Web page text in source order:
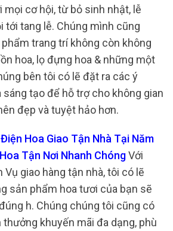
mọi cơ hội, từ bỏ sinh nhật, lễ
tới tang lễ. Chúng mình cũng
trang trí không còn không
hoa, lọ đựng hoa & những một
bên tôi có lẽ đặt ra các ý
tạo để hỗ trợ cho không gian
đẹp và tuyệt hảo hơn.
Hoa Giao Tận Nhà Tại Năm
Tận Nơi Nhanh ChóngVới
Vụ giao hàng tận nhà, tôi có lẽ
sản phẩm hoa tươi của bạn sẽ
h. Chúng chúng tôi cũng có
khuyến mãi đa dạng, phù